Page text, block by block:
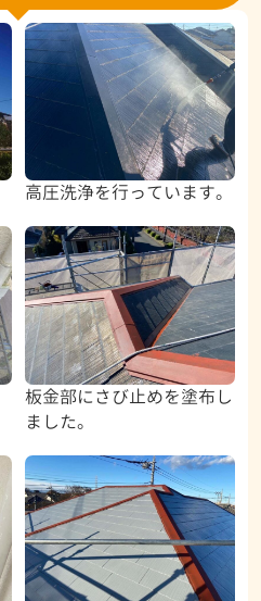
高圧洗浄を行っています。
板金部にさび止めを塗布し
ました。